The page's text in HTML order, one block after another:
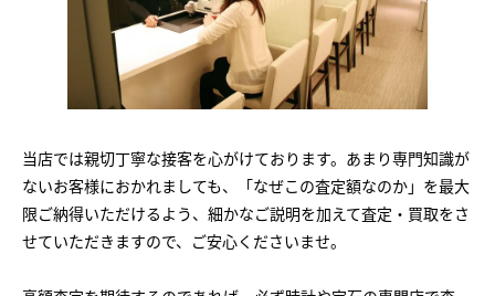
当店では親切丁寧な接客を心がけております。あまり専門知識が
ないお客様におかれましても、「なぜこの査定額なのか」を最大
限ご納得いただけるよう、細かなご説明を加えて査定・買取をさ
せていただきますので、ご安心くださいませ。